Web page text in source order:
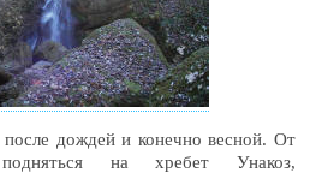
дождей и конечно весной. От
на хребет Унакоз,